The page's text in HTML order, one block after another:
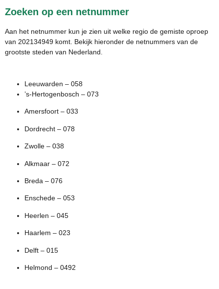
Zoeken op een netnummer
Aan het netnummer kun je zien uit welke regio de gemiste oproep
van 202134949 komt. Bekijk hieronder de netnummers van de
grootste steden van Nederland.
Leeuwarden – 058
’s-Hertogenbosch – 073
Amersfoort – 033
Dordrecht – 078
Zwolle – 038
Alkmaar – 072
Breda – 076
Enschede – 053
Heerlen – 045
Haarlem – 023
Delft – 015
Helmond – 0492